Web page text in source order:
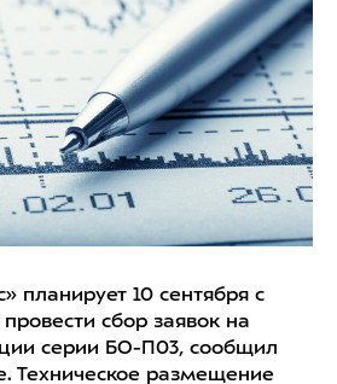
планирует 10 сентября с
сбор заявок на
серии БО-П03, сообщил
Техническое размещение